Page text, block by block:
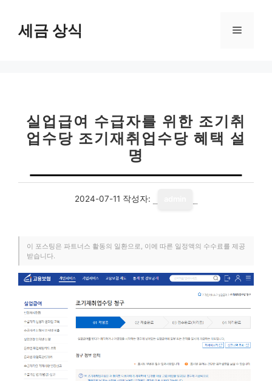
세금 상식 메
실업급여 수급자를 위한 조기취
업수당 조기재취업수당 혜택 설
명
2024-07-11 작성자:
이 포스팅은 파트너스 활동의 일환으로, 이에 따른 일정액의 수수료를 제공
받습니다.